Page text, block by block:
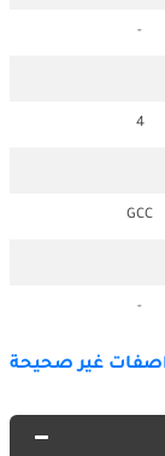
-
4
GCC
-
غير صحيحة